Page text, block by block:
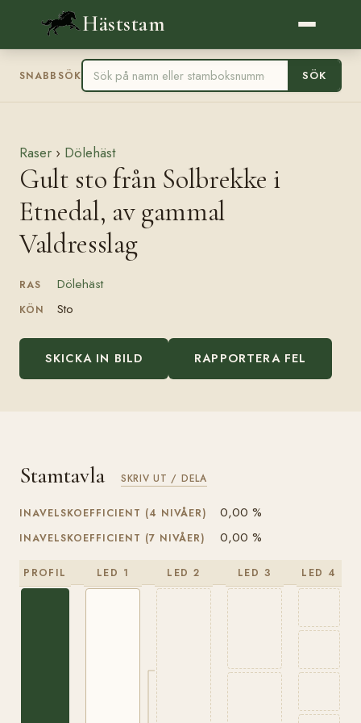
Häststam
SNABBSÖK SÖK
Raser › Dölehäst
Gult sto från Solbrekke i
Etnedal, av gammal
Valdresslag
RAS Dölehäst
KÖN Sto
SKICKA IN BILD RAPPORTERA FEL
Stamtavla SKRIV UT / DELA
INAVELSKOEFFICIENT (4 NIVÅER) 0,00 %
INAVELSKOEFFICIENT (7 NIVÅER) 0,00 %
PROFIL LED 1 LED 2 LED 3 LED 4